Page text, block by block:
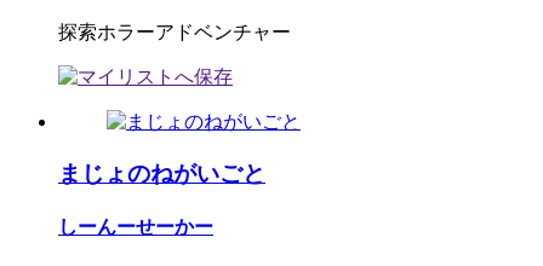
探索ホラーアドベンチャー
まじょのねがいごと
しーんーせーかー